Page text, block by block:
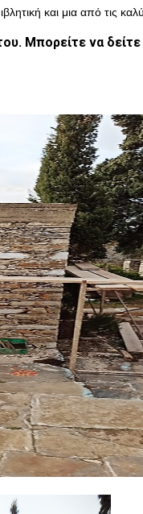
και μια από τις
Μπορείτε να